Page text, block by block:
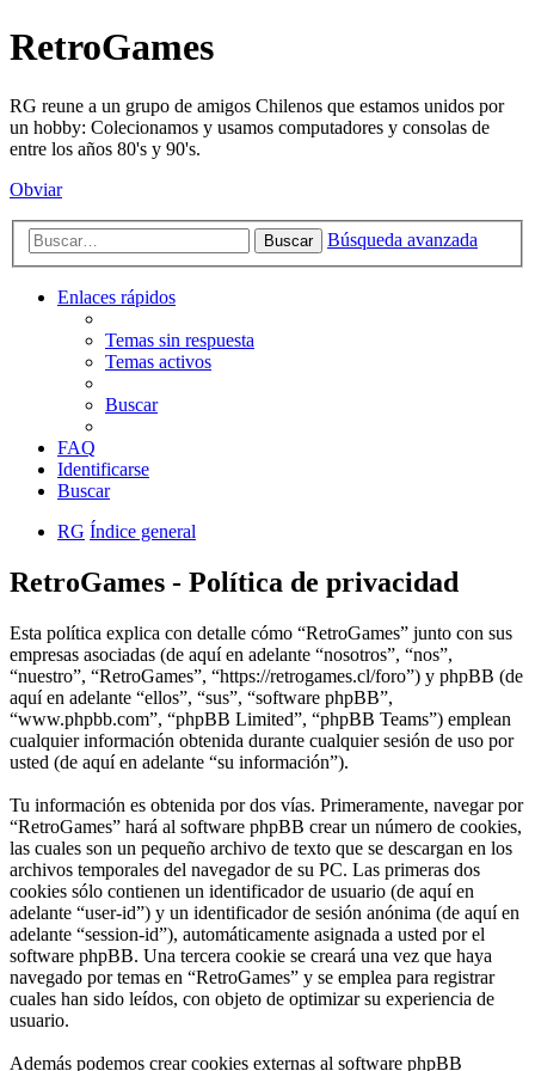
RetroGames
RG reune a un grupo de amigos Chilenos que estamos unidos por
un hobby: Colecionamos y usamos computadores y consolas de
entre los años 80's y 90's.
Obviar
Buscar Búsqueda avanzada
Enlaces rápidos
Temas sin respuesta
Temas activos
Buscar
FAQ
Identificarse
Buscar
RG Índice general
RetroGames - Política de privacidad
Esta política explica con detalle cómo “RetroGames” junto con sus
empresas asociadas (de aquí en adelante “nosotros”, “nos”,
“nuestro”, “RetroGames”, “https://retrogames.cl/foro”) y phpBB (de
aquí en adelante “ellos”, “sus”, “software phpBB”,
“www.phpbb.com”, “phpBB Limited”, “phpBB Teams”) emplean
cualquier información obtenida durante cualquier sesión de uso por
usted (de aquí en adelante “su información”).
Tu información es obtenida por dos vías. Primeramente, navegar por
“RetroGames” hará al software phpBB crear un número de cookies,
las cuales son un pequeño archivo de texto que se descargan en los
archivos temporales del navegador de su PC. Las primeras dos
cookies sólo contienen un identificador de usuario (de aquí en
adelante “user-id”) y un identificador de sesión anónima (de aquí en
adelante “session-id”), automáticamente asignada a usted por el
software phpBB. Una tercera cookie se creará una vez que haya
navegado por temas en “RetroGames” y se emplea para registrar
cuales han sido leídos, con objeto de optimizar su experiencia de
usuario.
Además podemos crear cookies externas al software phpBB